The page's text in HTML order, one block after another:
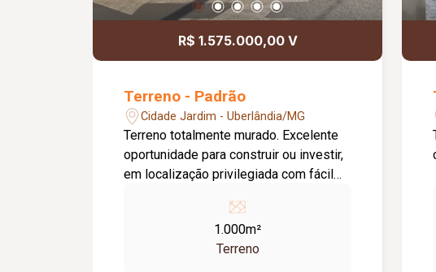
R$ 1.575.000,00 V
Terreno - Padrão
Cidade Jardim - Uberlândia/MG
Terreno totalmente murado. Excelente
oportunidade para construir ou investir,
em localização privilegiada com fácil
serviços da região.
1.000m²
Terreno